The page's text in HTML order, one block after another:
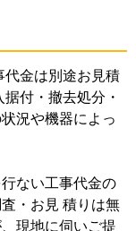
代金は別途お見積
付・撤去処分・
況や機器によっ
ない工事代金の
・お見 積りは無
現地に伺いご提